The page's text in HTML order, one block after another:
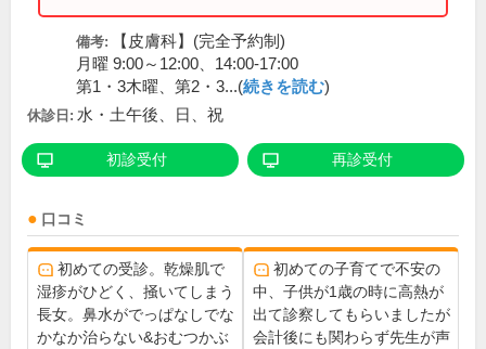
備考:
【皮膚科】(完全予約制)
月曜 9:00～12:00、14:00-17:00
第1・3木曜、第2・3...(続きを読む)
休診日: 水・土午後、日、祝
初診受付 再診受付
口コミ
初めての受診。乾燥肌で
湿疹がひどく、掻いてしまう
長女。鼻水がでっぱなしでな
かなか治らない&おむつかぶ
初めての子育てで不安の
中、子供が1歳の時に高熱が
出て診察してもらいましたが
会計後にも関わらず先生が声